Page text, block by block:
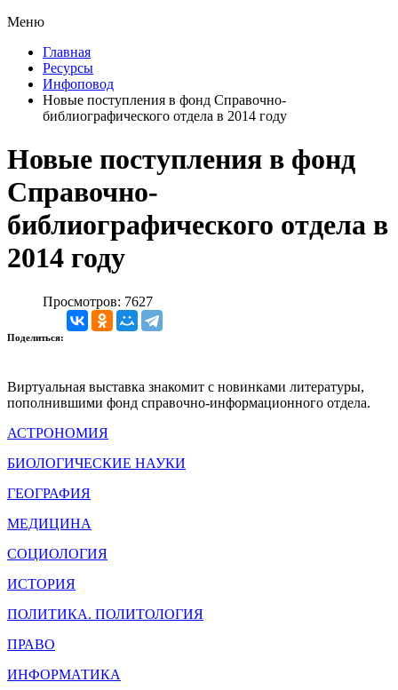
Меню
Главная
Ресурсы
Инфоповод
Новые поступления в фонд Справочно-
библиографического отдела в 2014 году
Новые поступления в фонд
Справочно-
библиографического отдела в
2014 году
Просмотров: 7627
Поделиться:
Виртуальная выставка знакомит с новинками литературы,
пополнившими фонд справочно-информационного отдела.
АСТРОНОМИЯ
БИОЛОГИЧЕСКИЕ НАУКИ
ГЕОГРАФИЯ
МЕДИЦИНА
СОЦИОЛОГИЯ
ИСТОРИЯ
ПОЛИТИКА. ПОЛИТОЛОГИЯ
ПРАВО
ИНФОРМАТИКА